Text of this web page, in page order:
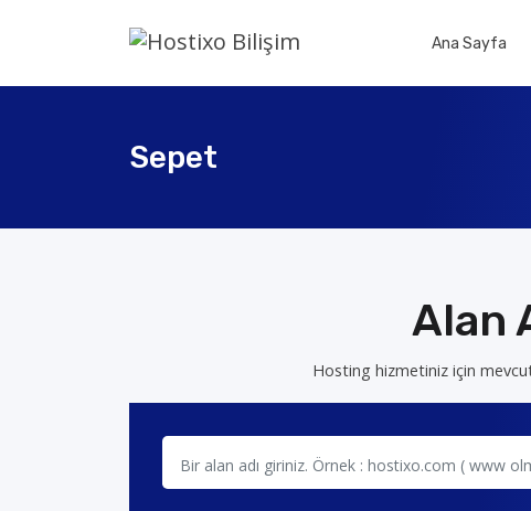
Ana Sayfa
Sepet
Alan
Hosting hizmetiniz için mevcut